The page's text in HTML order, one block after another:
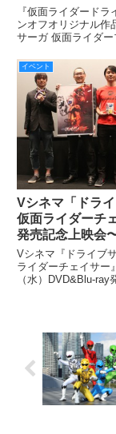
演・松島庄汰さ
ュー！
『仮面ライダードラ
ンオフオリジナル作
サーガ 仮面ライダー
山口恭平さん、脚本
ん、プロデュース・
という『ドライブ』
よって誕生しました
イベント
Vシネマ「ドラ
仮面ライダーチ
発売記念上映会
ーサーが寄って
インライターに
こと全部話させ
Vシネマ『ドライブ
ライダーチェイサー
（水）DVD&Blu-ray
うぜ～」イベントが
（金）T・ジョイP